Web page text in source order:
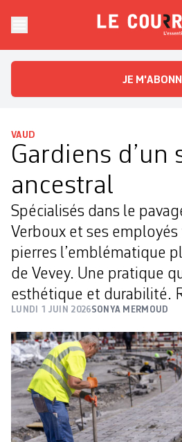
Le
JE
VAUD
Gardiens d’un
ancestral
Spécialisés dans le
Verboux et ses
pierres l’emblématique
de Vevey. Une pratique
esthétique et durabilité.
LUNDI 1 JUIN 2026SONYA MERMOUD